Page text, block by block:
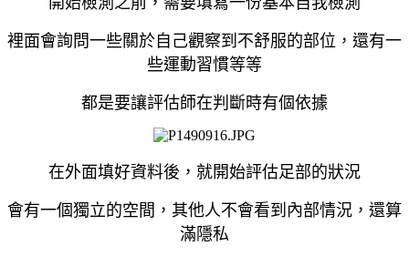
裡面會詢問一些關於自己觀察到不舒服的部位，還有一
些運動習慣等等
都是要讓評估師在判斷時有個依據
在外面填好資料後，就開始評估足部的狀況
會有一個獨立的空間，其他人不會看到內部情況，還算
滿隱私